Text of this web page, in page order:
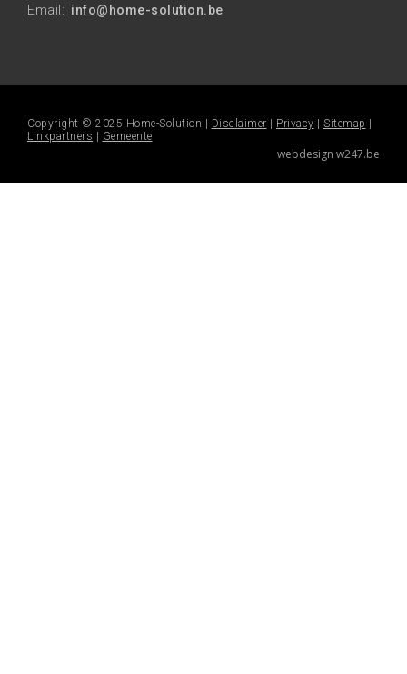
Email: info@home-solution.be
Copyright © 2025 Home-Solution | Disclaimer Privacy Sitemap
Linkpartners
Gemeente
webdesign w247.be